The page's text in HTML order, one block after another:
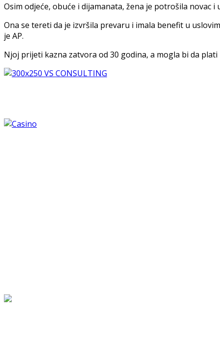
Osim odjeće, obuće i dijamanata, žena je potrošila novac
Ona se tereti da je izvršila prevaru i imala benefit u
je AP.
Njoj prijeti kazna zatvora od 30 godina, a mogla bi da